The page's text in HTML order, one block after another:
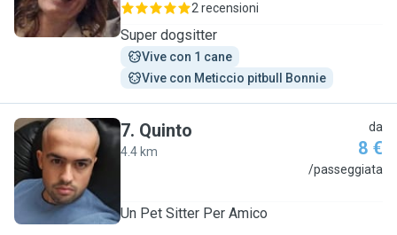
2 recensioni
Super dogsitter
Vive con 1 cane
Vive con Meticcio pitbull Bonnie
Q
7. Quinto
4.4 km
da
8 €
/passeggiata
Un Pet Sitter Per Amico